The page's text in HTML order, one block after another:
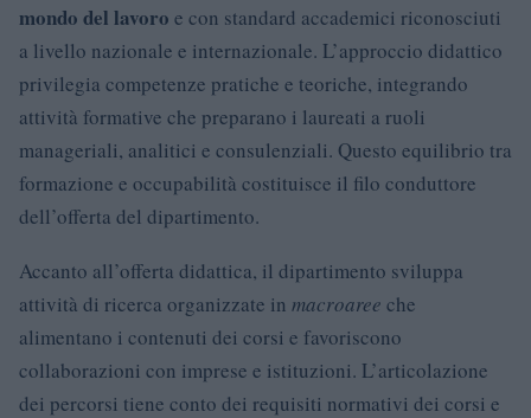
mondo del lavoro e con standard accademici riconosciuti
a livello nazionale e internazionale. L’approccio didattico
privilegia competenze pratiche e teoriche, integrando
attività formative che preparano i laureati a ruoli
manageriali, analitici e consulenziali. Questo equilibrio tra
formazione e occupabilità costituisce il filo conduttore
dell’offerta del dipartimento.
Accanto all’offerta didattica, il dipartimento sviluppa
attività di ricerca organizzate in macroaree che
alimentano i contenuti dei corsi e favoriscono
collaborazioni con imprese e istituzioni. L’articolazione
dei percorsi tiene conto dei requisiti normativi dei corsi e